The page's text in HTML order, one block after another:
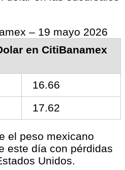
– 19 mayo 2026
en CitiBanamex
16.66
17.62
el peso mexicano
este día con pérdidas
Unidos.